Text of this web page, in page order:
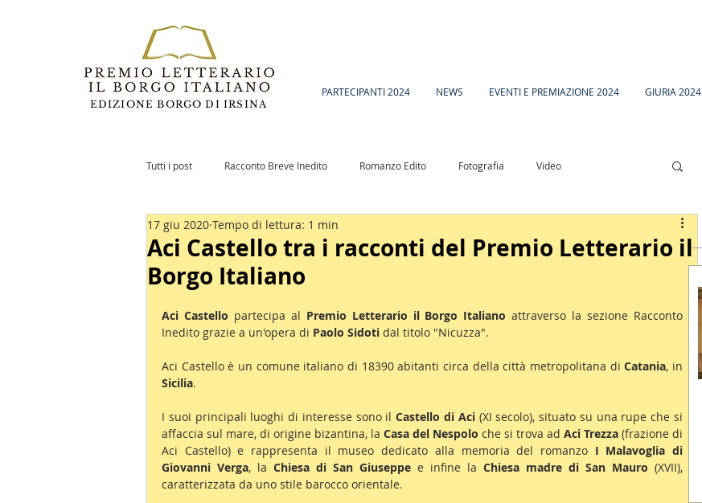
EDIZIONE BORGO DI IRSINA
PARTECIPANTI 2024 NEWS EVENTI E PREMIAZIONE 2024 GIURIA 2024
Tutti i post Racconto Breve Inedito Romanzo Edito Fotografia Video
Romanzo Inedito Notizie
Aci Castello tra i racconti del Premio Letterario il
Borgo Italiano
17 giu 2020 Tempo di lettura: 1 min
Aci Castello partecipa al Premio Letterario il Borgo Italiano attraverso la sezione Racconto
Inedito grazie a un'opera di Paolo Sidoti dal titolo "Nicuzza".
Aci Castello è un comune italiano di 18390 abitanti circa della città metropolitana di Catania
Sicilia.
I suoi principali luoghi di interesse sono il Castello di Aci (XI secolo), situato su una rupe che si
affaccia sul mare, di origine bizantina, la Casa del Nespolo che si trova ad Aci Trezza (frazione di
Aci Castello) e rappresenta il museo dedicato alla memoria del romanzo I Malavoglia di
Giovanni Verga, la Chiesa di San Giuseppe e infine la Chiesa madre di San Mauro (XVII),
caratterizzata da uno stile barocco orientale.